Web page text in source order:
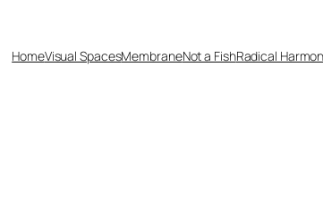
HomeVisual SpacesMembraneNot a FishRadical